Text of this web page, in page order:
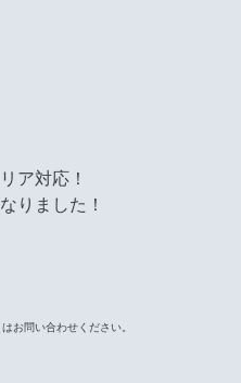
ア対応！
りました！
お問い合わせください。